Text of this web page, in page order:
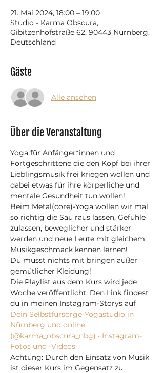
21. Mai 2024, 18:00 – 19:00
Studio - Karma Obscura,
Gibitzenhofstraße 62, 90443 Nürnberg,
Deutschland
Gäste
Alle ansehen
Über die Veranstaltung
Yoga für Anfänger*innen und
Fortgeschrittene die den Kopf bei ihrer
Lieblingsmusik frei kriegen wollen und
dabei etwas für ihre körperliche und
mentale Gesundheit tun wollen!
Beim Metal(core)-Yoga wollen wir mal
so richtig die Sau raus lassen, Gefühle
zulassen, beweglicher und stärker
werden und neue Leute mit gleichem
Musikgeschmack kennen lernen!
Du musst nichts mit bringen außer
gemütlicher Kleidung!
Die Playlist aus dem Kurs wird jede
Woche veröffentlicht. Den Link findest
du in meinen Instagram-Storys auf
Dein Selbstfürsorge-Yogastudio in
Nürnberg und online
(@karma_obscura_nbg) • Instagram-
Fotos und -Videos
Achtung: Durch den Einsatz von Musik
ist dieser Kurs im Gegensatz zu